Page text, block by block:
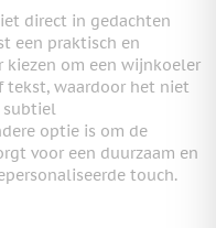
direct in gedachten
een praktisch en
kiezen om een wijnkoeler
waardoor het niet
subtiel
optie is om de
voor een duurzaam en
touch.